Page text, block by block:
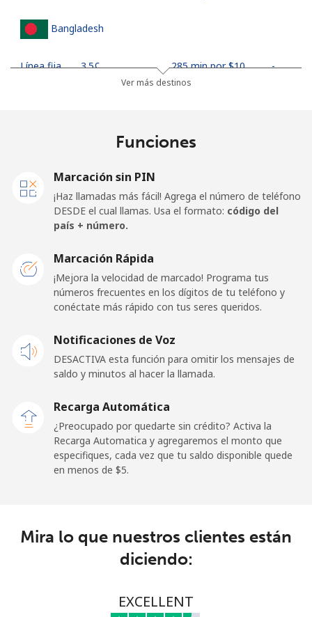
Bangladesh
Línea fija ⁦3.5¢⁩ 285 min por ⁦$10⁩ -
Línea fija ⁦28.5¢⁩
⁦32.5¢⁩ 30 min por ⁦$10⁩ -
Línea fija ⁦55.5¢⁩ 18 min por ⁦$10⁩
⁦50.9¢⁩ 19 min por ⁦$10⁩
Celular ⁦34.5¢⁩ 28 min por ⁦$10⁩
Belize
Celular 31 min por ⁦$10⁩ ⁦14¢⁩
18 min por ⁦$10⁩
Ver más destinos
Funciones
Marcación sin PIN
¡Haz llamadas más fácil! Agrega el número de teléfono
DESDE el cual llamas. Usa el formato: código del
país + número.
Marcación Rápida
¡Mejora la velocidad de marcado! Programa tus
números frecuentes en los dígitos de tu teléfono y
conéctate más rápido con tus seres queridos.
Notificaciones de Voz
DESACTIVA esta función para omitir los mensajes de
saldo y minutos al hacer la llamada.
Recarga Automática
¿Preocupado por quedarte sin crédito? Activa la
Recarga Automatica y agregaremos el monto que
especifiques, cada vez que tu saldo disponible quede
en menos de ⁦$5⁩.
Mira lo que nuestros clientes están
diciendo:
EXCELLENT